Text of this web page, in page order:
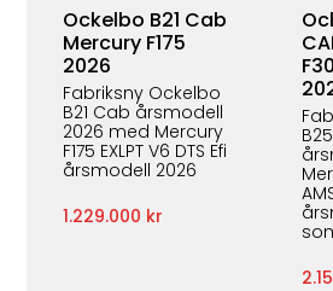
Ockelbo B21 Cab
Mercury F175
2026
Fabriksny Ockelbo
B21 Cab årsmodell
2026 med Mercury
F175 EXLPT V6 DTS Efi
årsmodell 2026
1.229.000 kr